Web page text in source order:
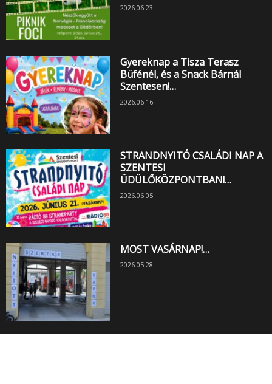
2026.06.23.
Gyereknap a Tisza Terasz
Büfénél, és a Snack Bárnál
Szentesen!…
2026.06.16.
STRANDNYITÓ CSALÁDI NAP A
SZENTESI
ÜDÜLŐKÖZPONTBAN!…
2026.06.05.
MOST VASÁRNAP!…
2026.05.28.